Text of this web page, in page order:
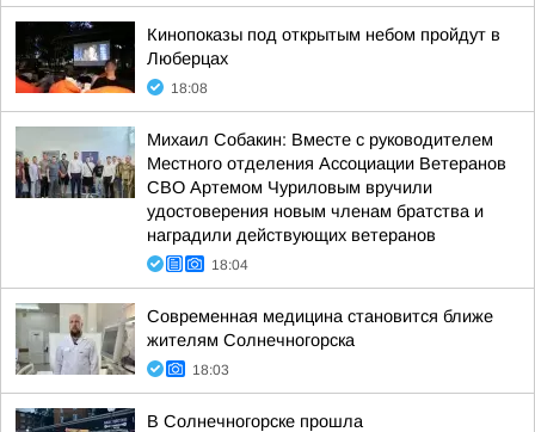
Кинопоказы под открытым небом пройдут в
Люберцах
18:08
Михаил Собакин: Вместе с руководителем
Местного отделения Ассоциации Ветеранов
СВО Артемом Чуриловым вручили
удостоверения новым членам братства и
наградили действующих ветеранов
18:04
Современная медицина становится ближе
жителям Солнечногорска
18:03
В Солнечногорске прошла